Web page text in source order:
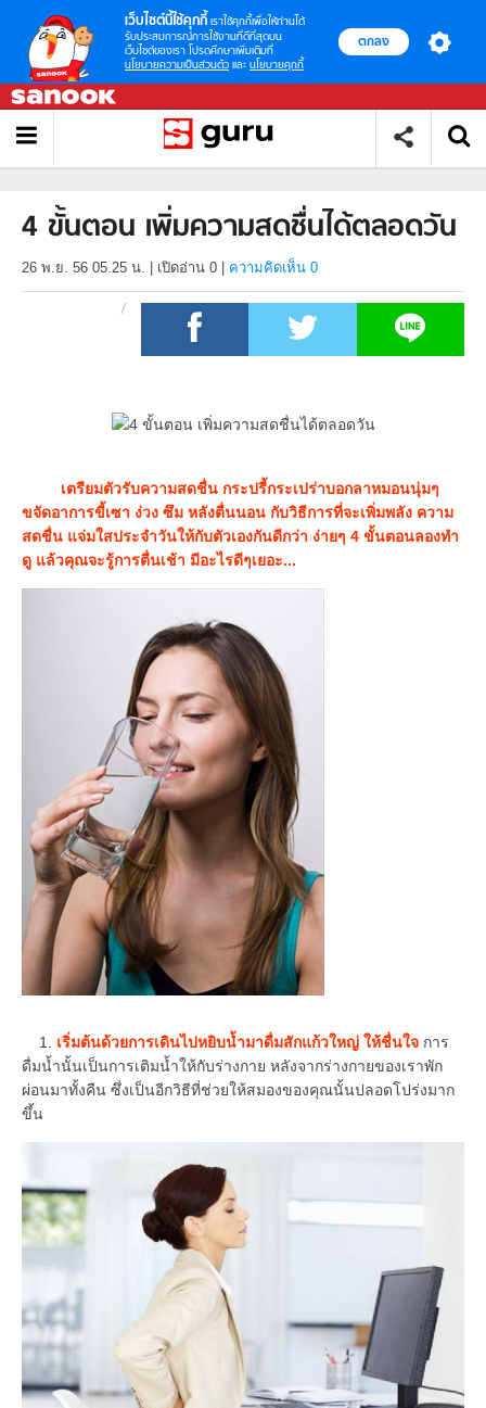
เว็บไซต์นี้ใช้คุกกี้ เราใช้คุกกี้เพื่อให้ท่านได้
รับประสบการณ์การใช้งานที่ดีที่สุดบน
เว็บไซต์ของเรา โปรดศึกษาเพิ่มเติมที่
นโยบายความเป็นส่วนตัว และ นโยบายคุกกี้
ตกลง
4 ขั้นตอน เพิ่มความสดชื่นได้ตลอดวัน
26 พ.ย. 56 05.25 น. เปิดอ่าน 0 ความคิดเห็น 0
เตรียมตัวรับความสดชื่น กระปรี้กระเปร่าบอกลาหมอนนุ่มๆ
ขจัดอาการขี้เซา ง่วง ซึม หลังตื่นนอน กับวิธีการที่จะเพิ่มพลัง ความ
สดชื่น แจ่มใสประจำวันให้กับตัวเองกันดีกว่า ง่ายๆ 4 ขั้นตอนลองทำ
ดู แล้วคุณจะรู้การตื่นเช้า มีอะไรดีๆเยอะ...
1. เริ่มต้นด้วยการเดินไปหยิบน้ำมาดื่มสักแก้วใหญ่ ให้ชื่นใจ การ
ดื่มน้ำนั้นเป็นการเติมน้ำให้กับร่างกาย หลังจากร่างกายของเราพัก
ผ่อนมาทั้งคืน ซึ่งเป็นอีกวิธีที่ช่วยให้สมองของคุณนั้นปลอดโปร่งมาก
ขึ้น